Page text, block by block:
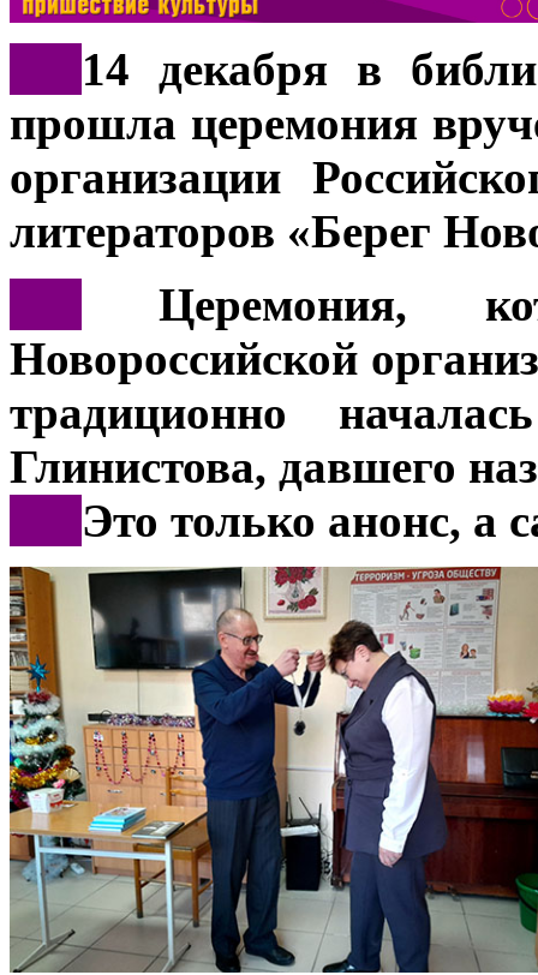
14 декабря в
прошла церемония
организации
литераторов «Берег
Церемония,
Новороссийской
традиционно
Глинистова, давшего
Это только анонс, а